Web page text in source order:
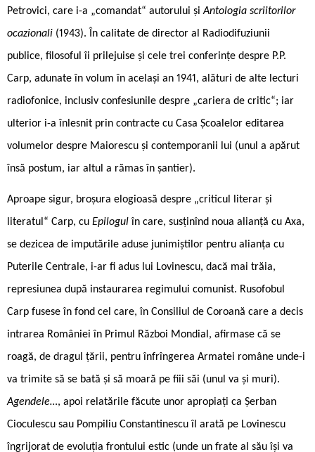
Petrovici, care i-a „comandat“ autorului șiAntologia scriitorilor
ocazionali (1943). În calitate de director al Radiodifuziunii
publice, filosoful îi prilejuise și cele trei conferințe despre P.P.
Carp, adunate în volum în același an 1941, alături de alte lecturi
radiofonice, inclusiv confesiunile despre „cariera de critic“; iar
ulterior i-a înlesnit prin contracte cu Casa Școalelor editarea
volumelor despre Maiorescu și contemporanii lui (unul a apărut
însă postum, iar altul a rămas în șantier).
Aproape sigur, broșura elogioasă despre „criticul literar și
literatul“ Carp, cu Epilogulîn care, susținînd noua alianță cu Axa,
se dezicea de imputările aduse junimiștilor pentru alianța cu
Puterile Centrale, i-ar fi adus lui Lovinescu, dacă mai trăia,
represiunea după instaurarea regimului comunist. Rusofobul
Carp fusese în fond cel care, în Consiliul de Coroană care a decis
intrarea României în Primul Război Mondial, afirmase că se
roagă, de dragul țării, pentru înfrîngerea Armatei române unde-i
va trimite să se bată și să moară pe fiii săi (unul va și muri).
Agendele…, apoi relatările făcute unor apropiați ca Șerban
Cioculescu sau Pompiliu Constantinescu îl arată pe Lovinescu
îngrijorat de evoluția frontului estic (unde un frate al său își va